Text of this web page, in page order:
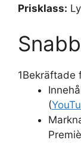
Prisklass:
1Bekräftade
(